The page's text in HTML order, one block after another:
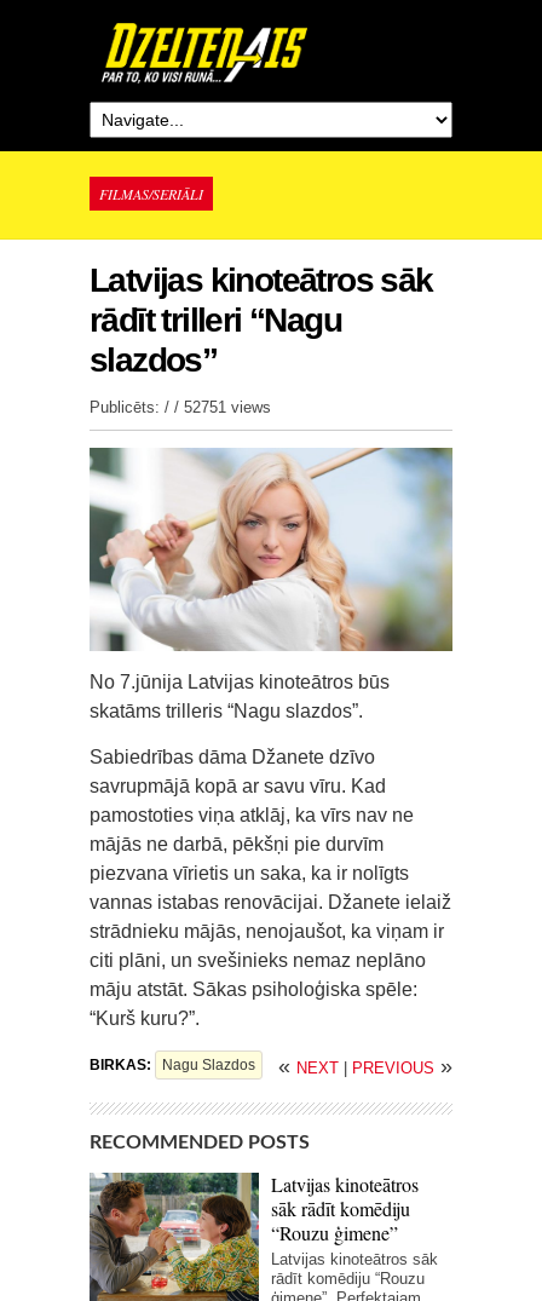
FILMAS/SERIĀLI
Latvijas kinoteātros sāk
rādīt trilleri “Nagu
slazdos”
Publicēts: / / 52751 views
No 7.jūnija Latvijas kinoteātros būs
skatāms trilleris “Nagu slazdos”.
Sabiedrības dāma Džanete dzīvo
savrupmājā kopā ar savu vīru. Kad
pamostoties viņa atklāj, ka vīrs nav ne
mājās ne darbā, pēkšņi pie durvīm
piezvana vīrietis un saka, ka ir nolīgts
vannas istabas renovācijai. Džanete ielaiž
strādnieku mājās, nenojaušot, ka viņam ir
citi plāni, un svešinieks nemaz neplāno
māju atstāt. Sākas psiholoģiska spēle:
“Kurš kuru?”.
BIRKAS: Nagu Slazdos « NEXT PREVIOUS »
RECOMMENDED POSTS
Latvijas kinoteātros
sāk rādīt komēdiju
“Rouzu ģimene”
Latvijas kinoteātros sāk
rādīt komēdiju “Rouzu